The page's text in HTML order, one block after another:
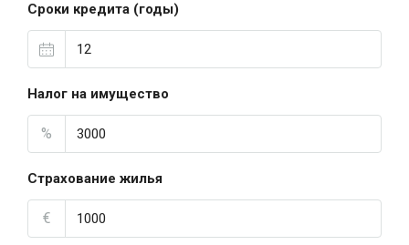
Сроки кредита (годы)
Налог на имущество
%
Страхование жилья
€